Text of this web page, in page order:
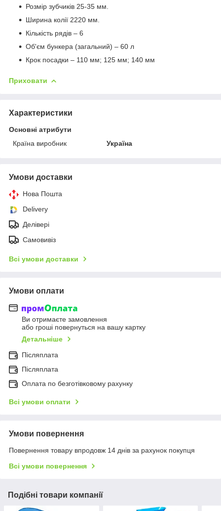
Розмір зубчиків 25-35 мм.
Ширина колії 2220 мм.
Кількість рядів – 6
Об'єм бункера (загальний) – 60 л
Крок посадки – 110 мм; 125 мм; 140 мм
Приховати
Характеристики
Основні атрибути
Країна виробник
Україна
Умови доставки
Нова Пошта
Delivery
Делівері
Самовивіз
Всі умови доставки
Умови оплати
Ви отримаєте замовлення
або гроші повернуться на вашу картку
Детальніше
Післяплата
Післяплата
Оплата по безготівковому рахунку
Всі умови оплати
Умови повернення
Повернення товару впродовж 14 днів за рахунок покупця
Всі умови повернення
Подібні товари компанії